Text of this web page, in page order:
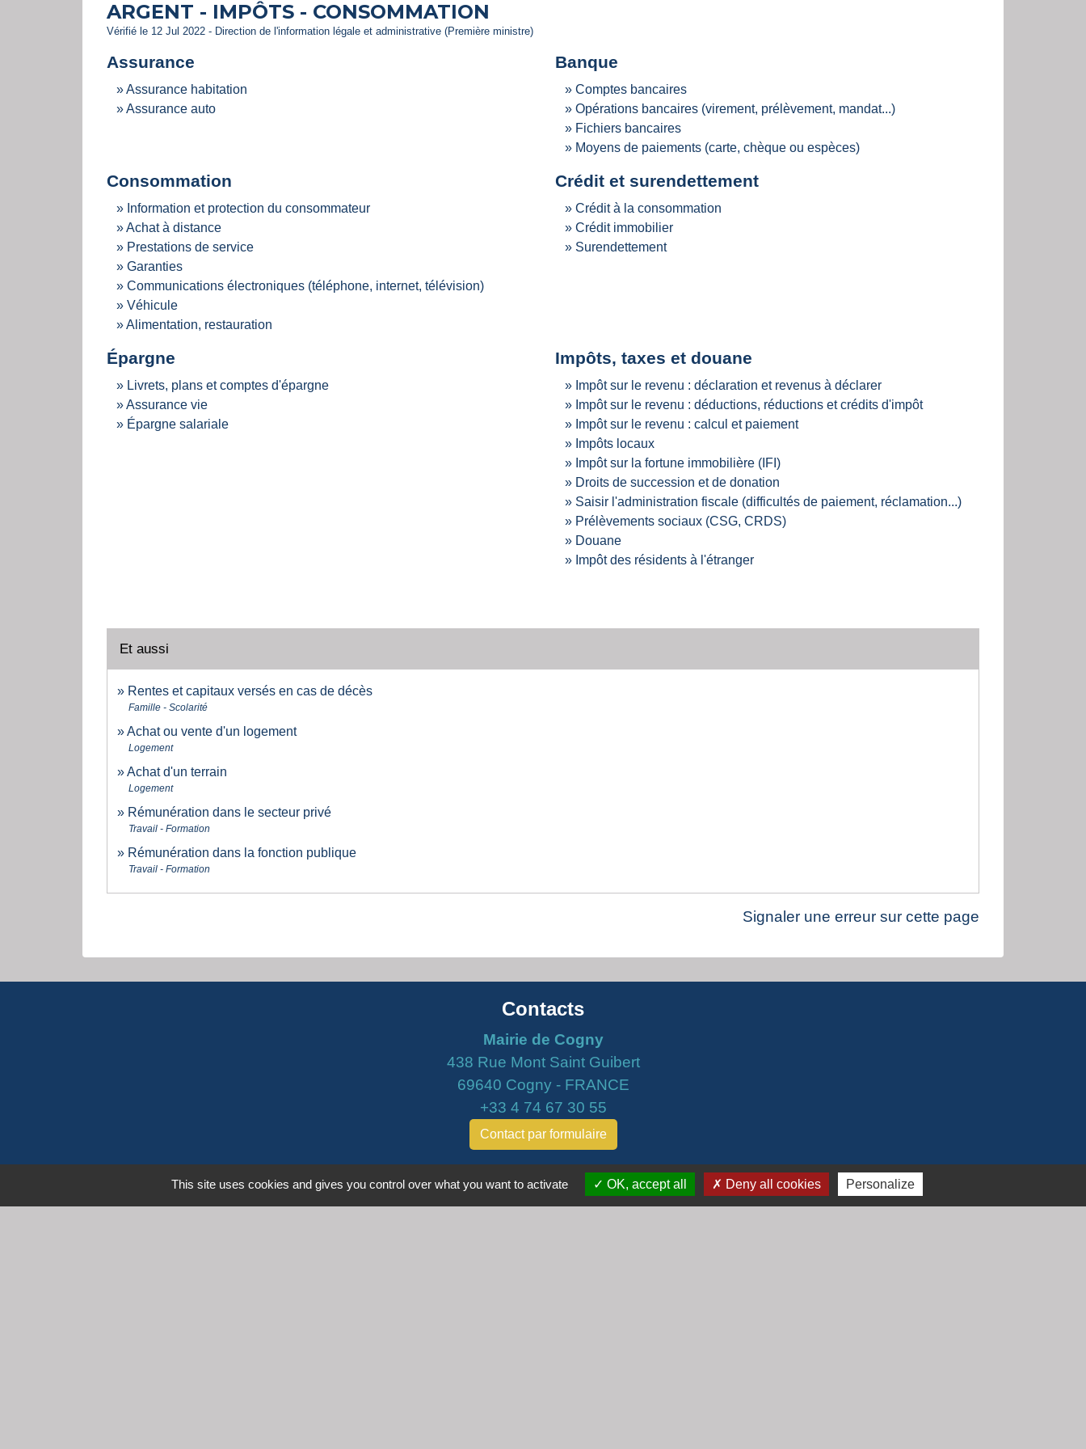
ARGENT - IMPÔTS - CONSOMMATION
Vérifié le 12 Jul 2022 - Direction de l'information légale et administrative (Première ministre)
Assurance
Assurance habitation
Assurance auto
Banque
Comptes bancaires
Opérations bancaires (virement, prélèvement, mandat...)
Fichiers bancaires
Moyens de paiements (carte, chèque ou espèces)
Consommation
Information et protection du consommateur
Achat à distance
Prestations de service
Garanties
Communications électroniques (téléphone, internet, télévision)
Véhicule
Alimentation, restauration
Crédit et surendettement
Crédit à la consommation
Crédit immobilier
Surendettement
Épargne
Livrets, plans et comptes d'épargne
Assurance vie
Épargne salariale
Impôts, taxes et douane
Impôt sur le revenu : déclaration et revenus à déclarer
Impôt sur le revenu : déductions, réductions et crédits d'impôt
Impôt sur le revenu : calcul et paiement
Impôts locaux
Impôt sur la fortune immobilière (IFI)
Droits de succession et de donation
Saisir l'administration fiscale (difficultés de paiement, réclamation...)
Prélèvements sociaux (CSG, CRDS)
Douane
Impôt des résidents à l'étranger
Et aussi
Rentes et capitaux versés en cas de décès
Famille - Scolarité
Achat ou vente d'un logement
Logement
Achat d'un terrain
Logement
Rémunération dans le secteur privé
Travail - Formation
Rémunération dans la fonction publique
Travail - Formation
Signaler une erreur sur cette page
Contacts
Mairie de Cogny
438 Rue Mont Saint Guibert
69640 Cogny - FRANCE
+33 4 74 67 30 55
Contact par formulaire
Horaires
Lundi : 16h30 - 18h30
This site uses cookies and gives you control over what you want to activate OK, accept all Deny all cookies Personalize